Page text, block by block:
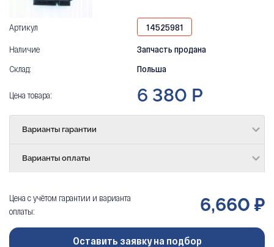
Артикул
14525981
Наличие
Запчасть продана
Склад:
Польша
Цена товара: 6 380 Р
Варианты гарантии
Варианты оплаты
Цена с учётом гарантии и варианта
оплаты:
6,660 ₽
Оставить заявку на подбор